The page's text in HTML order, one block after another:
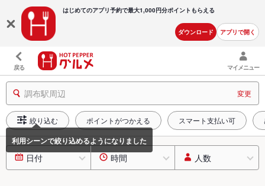
はじめてのアプリ予約で最大1,000円分ポイントもらえる
ダウンロード アプリで開く
戻る マイメニュー
調布駅周辺 変更
絞り込む ポイントがつかえる スマート支払い可
日付 時間 人数